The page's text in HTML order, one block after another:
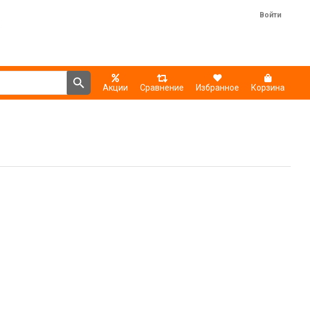
Войти
Акции Сравнение Избранное Корзина